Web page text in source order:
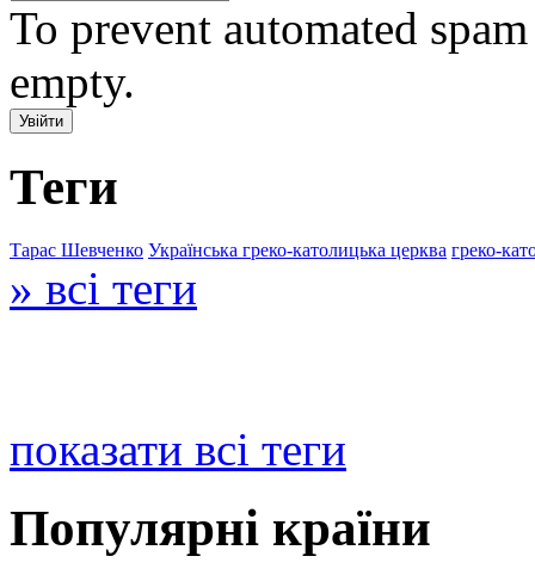
To prevent automated
empty.
Теги
Тарас Шевченко Українська греко-католицька церква греко-
» всі теги
показати всі теги
Популярні країни